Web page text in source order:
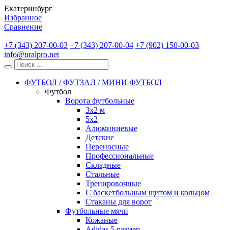
Екатеринбург
Избранное
Сравнение
+7 (343) 207-00-03 +7 (343) 207-00-04 +7 (902) 150-00-03
info@uralpro.net
ФУТБОЛ / ФУТЗАЛ / МИНИ ФУТБОЛ
Футбол
Ворота футбольные
3х2 м
5х2
Алюминиевые
Детские
Переносные
Профессиональные
Складные
Стальные
Тренировочные
С баскетбольным щитом и кольцом
Стаканы для ворот
Футбольные мячи
Кожаные